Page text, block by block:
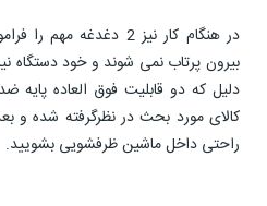
در هنگام کار نیز 2
بیرون پرتاب نمی شوند و خود دستگاه
دلیل که دو قابلیت فوق العاده
کالای مورد بحث در نظرگرفته شده و
راحتی داخل ماشین ظرفشویی بشویید.